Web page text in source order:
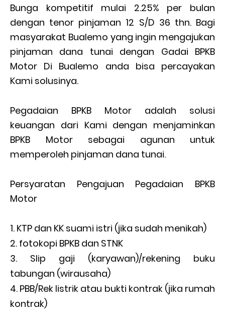
Bunga kompetitif mulai 2.25% per bulan
dengan tenor pinjaman 12 S/D 36 thn. Bagi
masyarakat Bualemo yang ingin mengajukan
pinjaman dana tunai dengan Gadai BPKB
Motor Di Bualemo anda bisa percayakan
Kami solusinya.
Pegadaian BPKB Motor adalah solusi
keuangan dari Kami dengan menjaminkan
BPKB Motor sebagai agunan untuk
memperoleh pinjaman dana tunai.
Persyaratan Pengajuan Pegadaian BPKB
Motor
KTP dan KK suami istri (jika sudah menikah)
fotokopi BPKB dan STNK
Slip gaji (karyawan)/rekening buku
tabungan (wirausaha)
PBB/Rek listrik atau bukti kontrak (jika rumah
kontrak)